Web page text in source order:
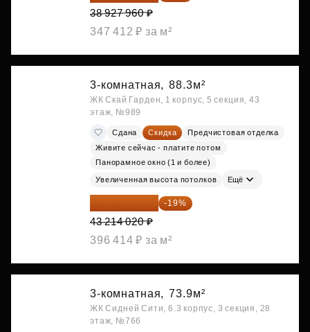
38 927 960 ₽
347 412 ₽ за м²
3-комнатная, 88.3м²
ЖК Скай Гарден, 1 корпус, 5 секция, 43
этаж, №989
Сдана Скидка
Предчистовая отделка
Живите сейчас - платите потом
Панорамное окно (1 и более)
Увеличенная высота потолков Ещё
35 003 356 ₽ -19%
43 214 020 ₽
396 414 ₽ за м²
3-комнатная, 73.9м²
ЖК Сидней Сити, 6.3 корпус, 3 секция, 28
этаж, №766